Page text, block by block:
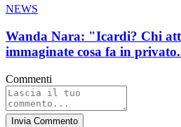
NEWS
Wanda Nara: "Icardi? Chi
immaginate cosa fa in
Commenti
Invia Commento